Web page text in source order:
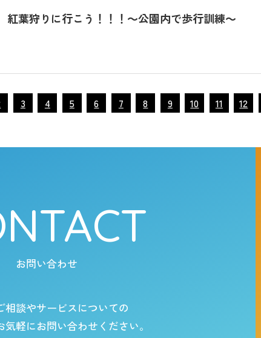
紅葉狩りに行こう！！！～公園内で歩行訓練～
3 4 5 6 7 8 9 10 11 12
お問い合わせ
相談やサービスについての
気軽にお問い合わせください。